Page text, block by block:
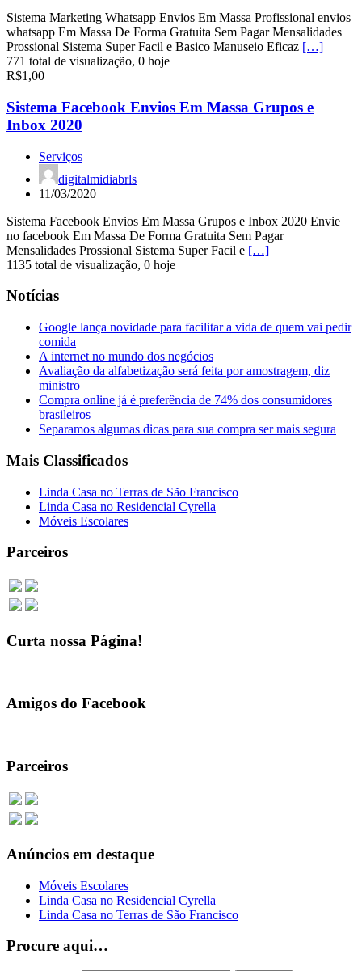
Sistema Marketing Whatsapp Envios Em Massa Profissional envios
whatsapp Em Massa De Forma Gratuita Sem Pagar Mensalidades
Prossional Sistema Super Facil e Basico Manuseio Eficaz […]
771 total de visualização, 0 hoje
R$1,00
Sistema Facebook Envios Em Massa Grupos e
Inbox 2020
Serviços
digitalmidiabrls
11/03/2020
Sistema Facebook Envios Em Massa Grupos e Inbox 2020 Envie
no facebook Em Massa De Forma Gratuita Sem Pagar
Mensalidades Prossional Sistema Super Facil e […]
1135 total de visualização, 0 hoje
Notícias
Google lança novidade para facilitar a vida de quem vai pedir
comida
A internet no mundo dos negócios
Avaliação da alfabetização será feita por amostragem, diz
ministro
Compra online já é preferência de 74% dos consumidores
brasileiros
Separamos algumas dicas para sua compra ser mais segura
Mais Classificados
Linda Casa no Terras de São Francisco
Linda Casa no Residencial Cyrella
Móveis Escolares
Parceiros
Curta nossa Página!
Amigos do Facebook
Parceiros
Anúncios em destaque
Móveis Escolares
Linda Casa no Residencial Cyrella
Linda Casa no Terras de São Francisco
Procure aqui…